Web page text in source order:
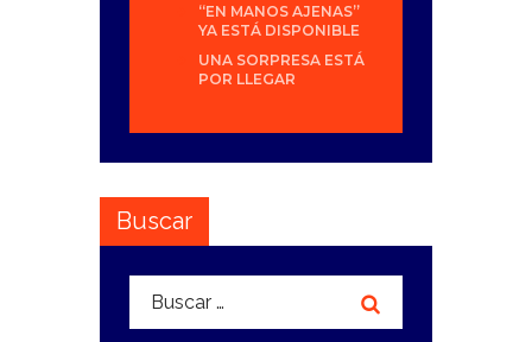
“EN MANOS AJENAS”
YA ESTÁ DISPONIBLE
UNA SORPRESA ESTÁ
POR LLEGAR
Buscar
Buscar: